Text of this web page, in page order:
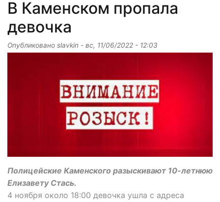
В Каменском пропала
девочка
Опубликовано slavkin - вс, 11/06/2022 - 12:03
Полицейские Каменского разыскивают 10-летнюю
Елизавету Стась.
4 ноября около 18:00 девочка ушла с адреса